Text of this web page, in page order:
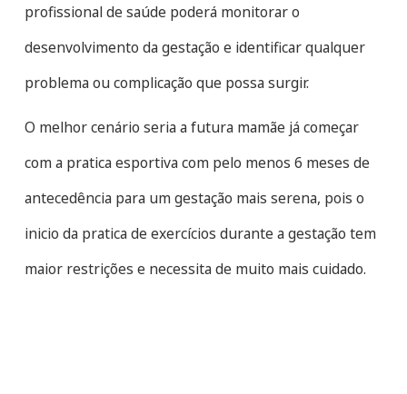
profissional de saúde poderá monitorar o
desenvolvimento da gestação e identificar qualquer
problema ou complicação que possa surgir.
O melhor cenário seria a futura mamãe já começar
com a pratica esportiva com pelo menos 6 meses de
antecedência para um gestação mais serena, pois o
inicio da pratica de exercícios durante a gestação tem
maior restrições e necessita de muito mais cuidado.